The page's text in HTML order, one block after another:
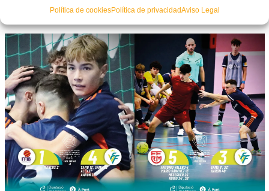
Política de cookiesPolítica de privacidadAviso Legal